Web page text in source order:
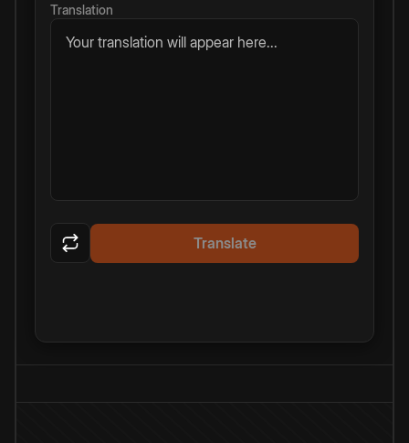
Translation
Your translation will appear here...
Translate